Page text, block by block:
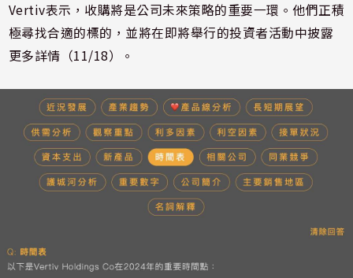
Vertiv表示，收購將是公司未來策略的重要一環。他們正積
極尋找合適的標的，並將在即將舉行的投資者活動中披露
更多詳情（11/18）。